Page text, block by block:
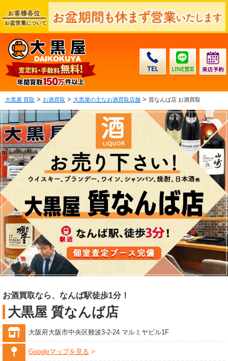
大黒屋 買取 > お酒買取 > 大黒屋の主なお酒買取店舗 > 質なんば店 お酒買取
お酒買取なら、なんば駅徒歩1分！
大黒屋 質なんば店
大阪府大阪市中央区難波3-2-24 マルミヤビル1F
Googleマップを見る